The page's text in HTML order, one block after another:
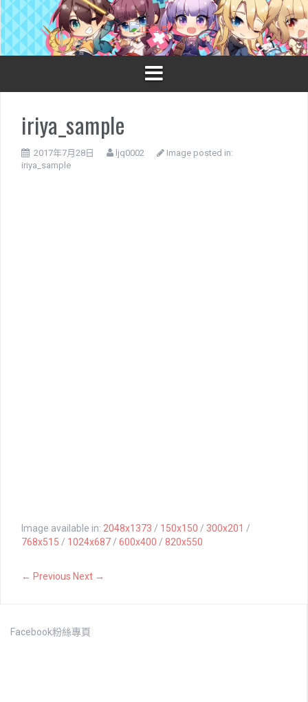
S
k
p
iriya_sample
2017年7月28日 ljq0002
Image posted in:
iriya_sample
Image available in: 2048x1373 / 150x150 / 300x201 /
768x515 / 1024x687/ 600x400 / 820x550
← Previous Next →
Facebook粉絲專頁